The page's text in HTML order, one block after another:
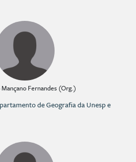
Fernandes (Org.)
de Geografia da Unesp e